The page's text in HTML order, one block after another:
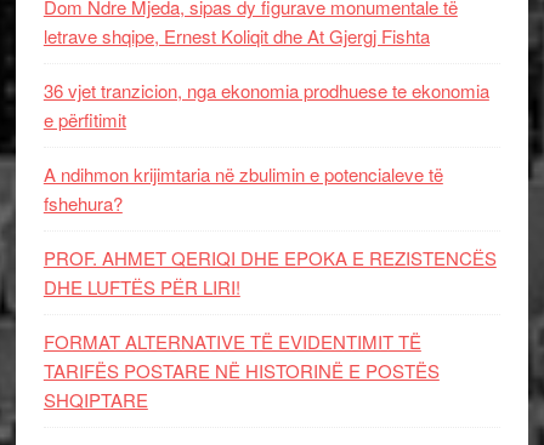
Dom Ndre Mjeda, sipas dy figurave monumentale të
letrave shqipe, Ernest Koliqit dhe At Gjergj Fishta
36 vjet tranzicion, nga ekonomia prodhuese te ekonomia
e përfitimit
A ndihmon krijimtaria në zbulimin e potencialeve të
fshehura?
PROF. AHMET QERIQI DHE EPOKA E REZISTENCЁS
DHE LUFTЁS PЁR LIRI!
FORMAT ALTERNATIVE TË EVIDENTIMIT TË
TARIFËS POSTARE NË HISTORINË E POSTËS
SHQIPTARE